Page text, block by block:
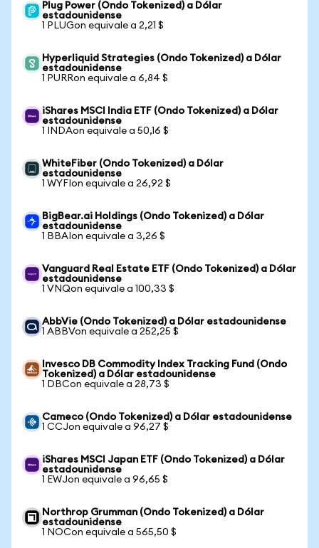
Plug Power (Ondo Tokenized) a Dólar
estadounidense
1 PLUGon equivale a 2,21 $
Hyperliquid Strategies (Ondo Tokenized) a Dólar
estadounidense
1 PURRon equivale a 6,84 $
iShares MSCI India ETF (Ondo Tokenized) a Dólar
estadounidense
1 INDAon equivale a 50,16 $
WhiteFiber (Ondo Tokenized) a Dólar
estadounidense
1 WYFIon equivale a 26,92 $
BigBear.ai Holdings (Ondo Tokenized) a Dólar
estadounidense
1 BBAIon equivale a 3,26 $
Vanguard Real Estate ETF (Ondo Tokenized) a Dólar
estadounidense
1 VNQon equivale a 100,33 $
AbbVie (Ondo Tokenized) a Dólar estadounidense
1 ABBVon equivale a 252,25 $
Invesco DB Commodity Index Tracking Fund (Ondo
Tokenized) a Dólar estadounidense
1 DBCon equivale a 28,73 $
Cameco (Ondo Tokenized) a Dólar estadounidense
1 CCJon equivale a 96,27 $
iShares MSCI Japan ETF (Ondo Tokenized) a Dólar
estadounidense
1 EWJon equivale a 96,65 $
Northrop Grumman (Ondo Tokenized) a Dólar
estadounidense
1 NOCon equivale a 565,50 $